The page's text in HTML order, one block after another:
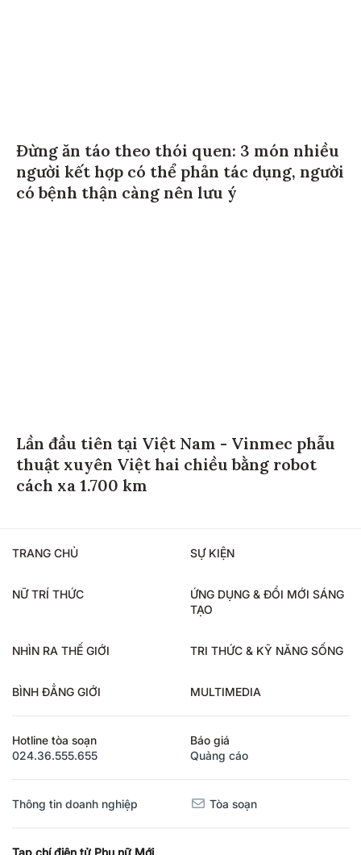
Đừng ăn táo theo thói quen: 3 món nhiều
người kết hợp có thể phản tác dụng, người
có bệnh thận càng nên lưu ý
Lần đầu tiên tại Việt Nam - Vinmec phẫu
thuật xuyên Việt hai chiều bằng robot
cách xa 1.700 km
TRANG CHỦ SỰ KIỆN
NỮ TRÍ THỨC
ỨNG DỤNG & ĐỔI MỚI SÁNG
TẠO
NHÌN RA THẾ GIỚI TRI THỨC & KỸ NĂNG SỐNG
BÌNH ĐẲNG GIỚI MULTIMEDIA
Hotline tòa soạn
024.36.555.655
Báo giá
Quảng cáo
Thông tin doanh nghiệp Tòa soạn